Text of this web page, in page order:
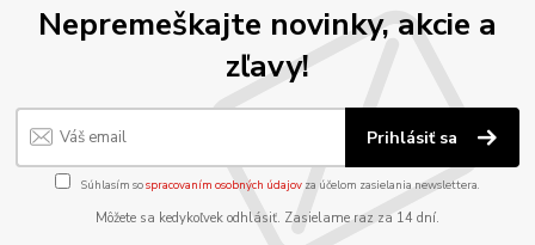
Nepremeškajte novinky, akcie a
zľavy!
Prihlásiť sa
Súhlasím sospracovaním osobných údajov za účelom zasielania newslettera.
Môžete sa kedykoľvek odhlásiť. Zasielame raz za 14 dní.